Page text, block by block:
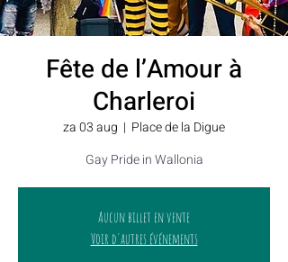
Fête de l’Amour à
Charleroi
za 03 aug
  |
Place de la Digue
Gay Pride in Wallonia
Aucun billet en vente
Voir d'autres événements